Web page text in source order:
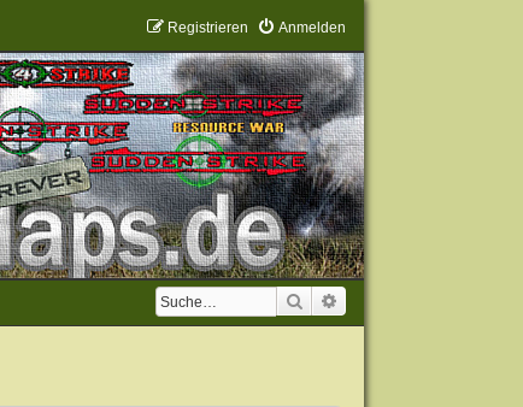
Anmelden
Registrieren
Suche